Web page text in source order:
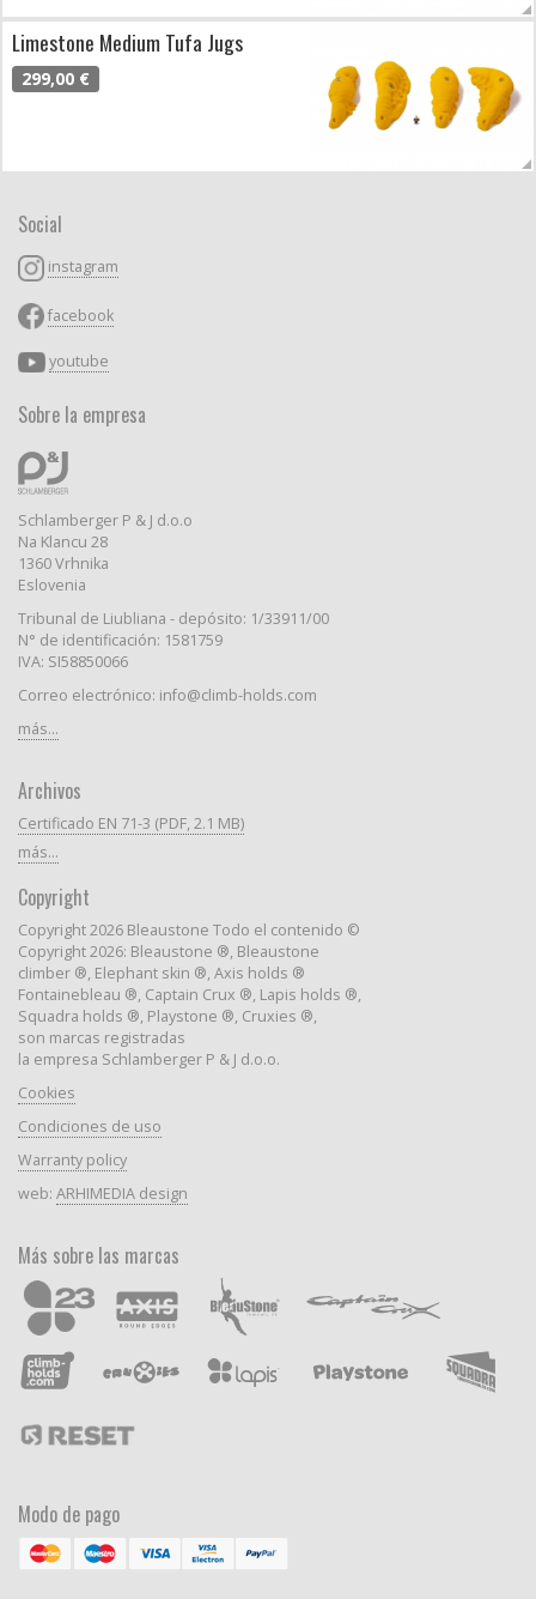
Limestone Medium Tufa Jugs
299,00 €
Social
instagram
facebook
youtube
Sobre la empresa
Schlamberger P & J d.o.o
Na Klancu 28
1360 Vrhnika
Eslovenia
Tribunal de Liubliana - depósito: 1/33911/00
N° de identificación: 1581759
IVA: SI58850066
Correo electrónico: info@climb-holds.com
más...
Archivos
Certificado EN 71-3 (PDF, 2.1 MB)
más...
Copyright
Copyright 2026 Bleaustone Todo el contenido ©
Copyright 2026: Bleaustone ®, Bleaustone
climber ®, Elephant skin ®, Axis holds ®
Fontainebleau ®, Captain Crux ®, Lapis holds ®,
Squadra holds ®, Playstone ®, Cruxies ®,
son marcas registradas
la empresa Schlamberger P & J d.o.o.
Cookies
Condiciones de uso
Warranty policy
web: ARHIMEDIA design
Más sobre las marcas
Modo de pago